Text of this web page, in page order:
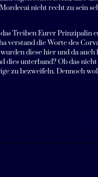
nicht recht zu sein
das Treiben Eurer Prinzipalin
verstand die Worte des
diese hier und da auch
dies unterband? Ob das
zu bezweifeln. Dennoch